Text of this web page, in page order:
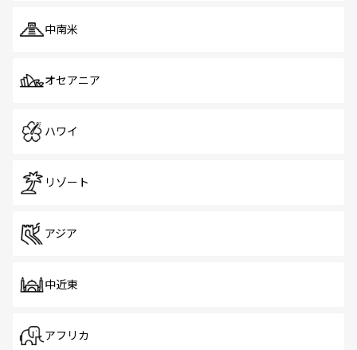
中南米
オセアニア
ハワイ
リゾート
アジア
中近東
アフリカ